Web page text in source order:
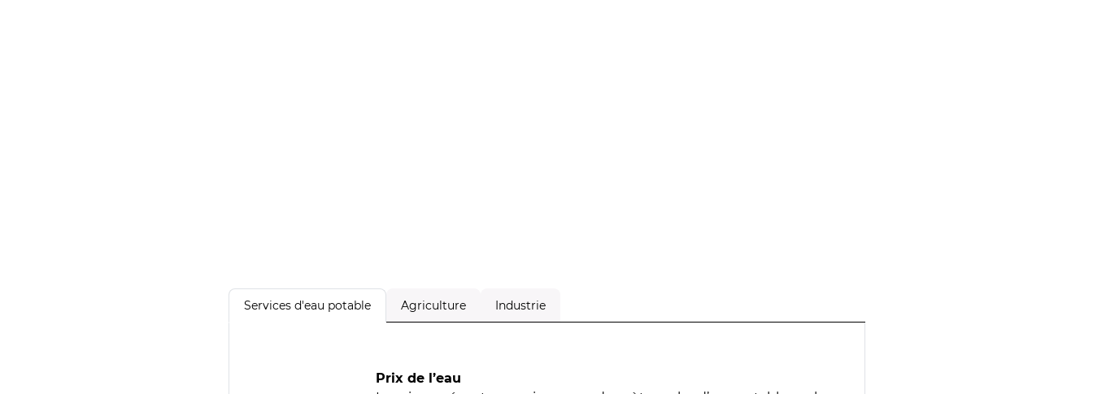
Services d'eau potable Agriculture Industrie
Prix de l’eau